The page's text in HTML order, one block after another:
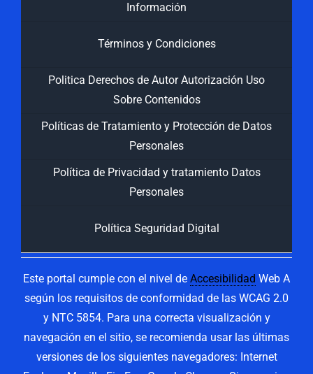
Información
Términos y Condiciones
Politica Derechos de Autor Autorización Uso
Sobre Contenidos
Políticas de Tratamiento y Protección de Datos
Personales
Política de Privacidad y tratamiento Datos
Personales
Política Seguridad Digital
Este portal cumple con el nivel de Accesibilidad Web A
según los requisitos de conformidad de las WCAG 2.0
y NTC 5854. Para una correcta visualización y
navegación en el sitio, se recomienda usar las últimas
versiones de los siguientes navegadores: Internet